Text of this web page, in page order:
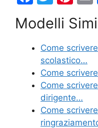
c
e
b
o
o
k
itt
er
er
e
st
l
Modelli
Come
scolastico…
Come
Come
dirigente…
Come